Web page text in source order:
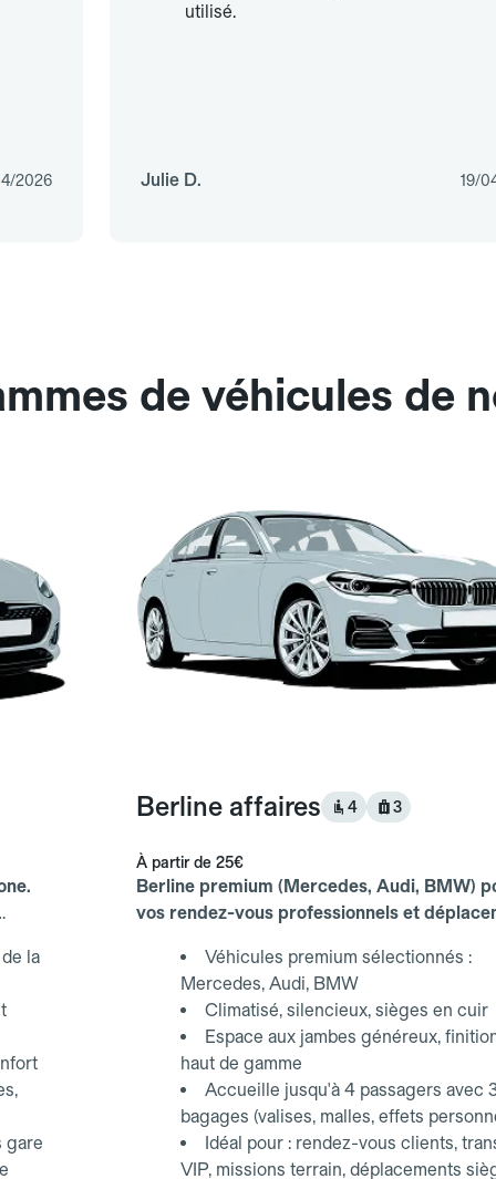
2026
utilisé.
Julie D. 19/
de véhicules de
la
gare
Berline affaires 4 3
À partir de 25€
Berline premium (Mercedes, Audi, BMW)
vos rendez-vous professionnels et
Véhicules premium sélectionnés :
Mercedes, Audi, BMW
Climatisé, silencieux, sièges en cuir
Espace aux jambes généreux,
haut de gamme
Accueille jusqu'à 4 passagers avec
bagages (valises, malles, effets
Idéal pour : rendez-vous clients,
VIP, missions terrain, déplacements